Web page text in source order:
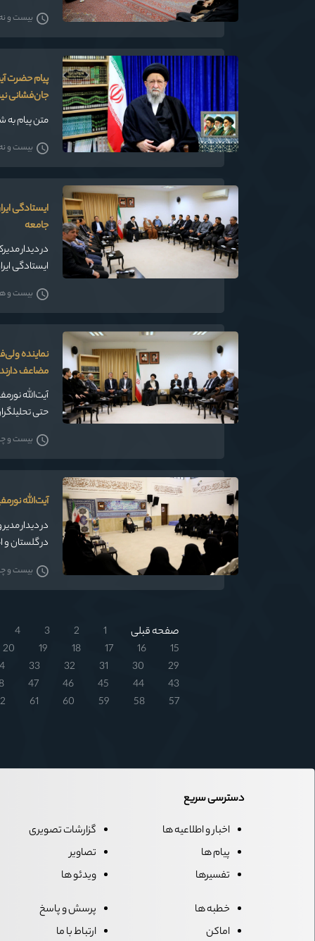
بیست و نه
پیام حضرت
جان‌فشانی
متن پیام به
بیست و نه
ایستادگی
جامعه
در دیدار
ایستادگی
متحیرکرده
بیست و
نماینده
مضاعف دارند
آیت‌الله
حتی
بیست و
آیت‌الله
در دیدار
در گلستان و
است.بیست و
صفحه قبلی 1
2
3
4
15
16
17
18
19
20
29
30
31
32
33
43
44
45
46
47
57
58
59
60
61
دسترسی سریع
اخبار و اطلاعیه ها
پیام ها
تفسیرها
گزارشات تصویری
تصاویر
ویدئو ها
خطبه ها
اماکن
پرسش و پاسخ
ارتباط با ما